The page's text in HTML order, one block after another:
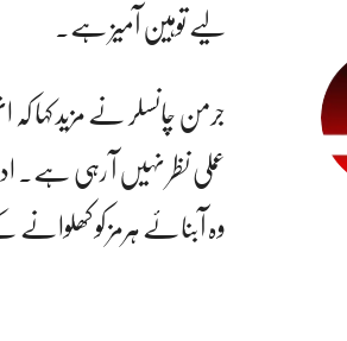
لیے توہین آمیز ہے۔
جرمن چانسلر نے مزید
عملی نظر نہیں آ رہی ہے۔
وہ آبنائے ہرمز کو